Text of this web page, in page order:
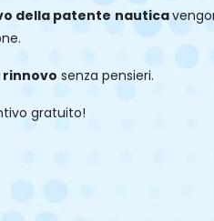
della patente nautica
rinnovo senza pensieri.
gratuito!